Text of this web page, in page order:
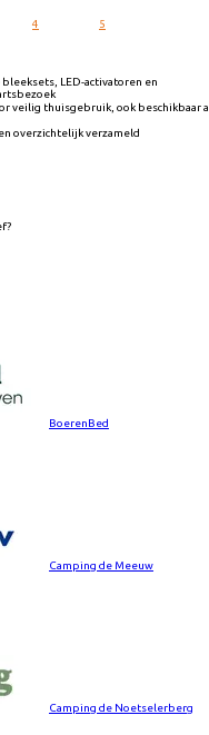
4 5
LED-activatoren en
veilig thuisgebruik, ook beschikbaar
overzichtelijk verzameld
BoerenBed
Camping de Meeuw
Camping de Noetselerberg